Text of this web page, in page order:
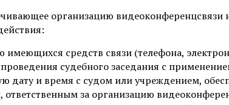
организацию видеоконференцсвязи
средств связи (телефона,
судебного заседания с
дату и время с судом или учреждением,
ответственным за организацию